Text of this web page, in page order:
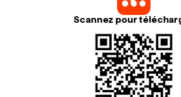
Scannez pour